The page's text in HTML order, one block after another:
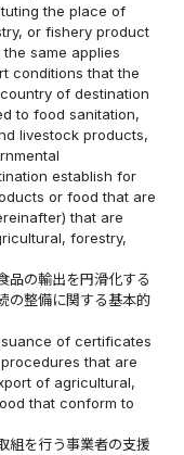
the place of
or fishery product
same applies
conditions that the
of destination
to food sanitation,
livestock products,
establish for
or food that are
that are
forestry,
品の輸出を円滑化する
の整備に関する基本的
of certificates
that are
of agricultural,
that conform to
組を行う事業者の支援